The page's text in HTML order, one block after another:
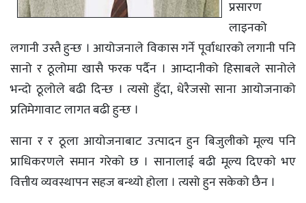
प्रसारण
लाइनको
लगानी उस्तै हुन्छ । आयोजनाले विकास गर्ने पूर्वाधारकाे लगानी पनि
सानो र ठूलोमा खासै फरक पर्दैन । आम्दानीको हिसाबले सानोले
भन्दो ठूलोले बढी दिन्छ । त्यसो हुँदा, धेरैजसो साना आयोजनाको
प्रतिमेगावाट लागत बढी हुन्छ ।
साना र र ठूला आयोजनाबाट उत्पादन हुन बिजुलीको मूल्य पनि
प्राधिकरणले समान गरेको छ । सानालाई बढी मूल्य दिएकाे भए
वित्तीय व्यवस्थापन सहज बन्थ्यो होला । त्यसो हुन सकेको छैन ।